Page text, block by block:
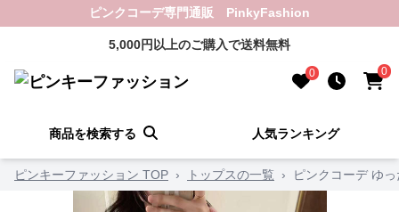
ピンクコーデ専門通販 PinkyFashion
5,000円以上のご購入で送料無料
0 0
商品を検索する 人気ランキング
ピンキーファッション TOP › トップスの一覧 › ピンクコーデ ゆ